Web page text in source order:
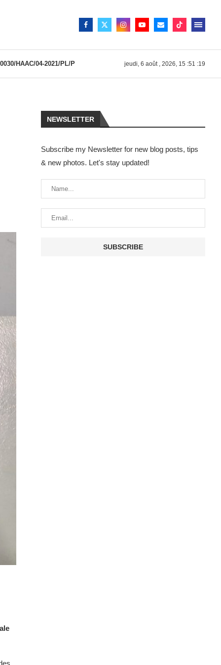
HAAC/04-2021/PL/P jeudi, 6 août , 2026, 15 :51 :19
NEWSLETTER
Subscribe my Newsletter for new blog posts, tips
& new photos. Let's stay updated!